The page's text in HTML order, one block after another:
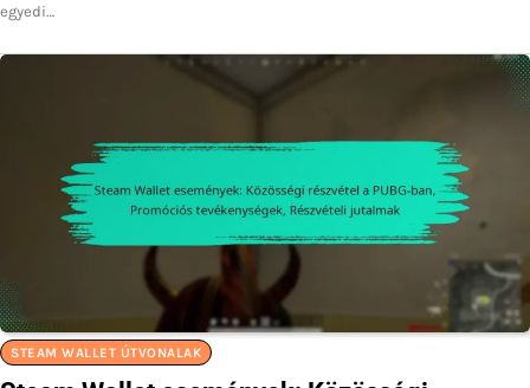
egyedi…
STEAM WALLET ÚTVONALAK